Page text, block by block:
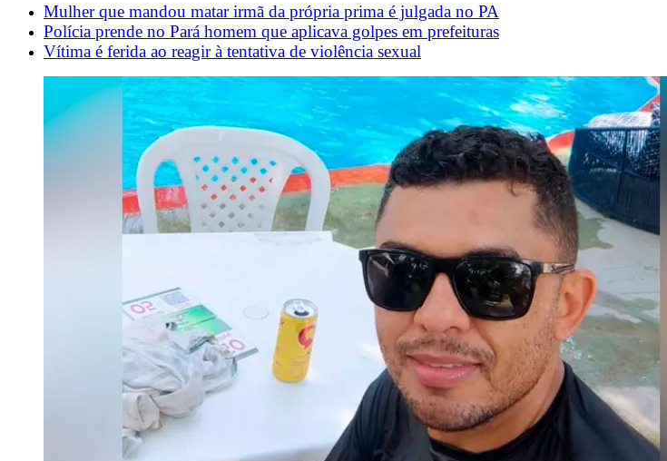
Mulher que mandou matar irmã da própria prima é julgada no PA
Polícia prende no Pará homem que aplicava golpes em prefeituras
Vítima é ferida ao reagir à tentativa de violência sexual